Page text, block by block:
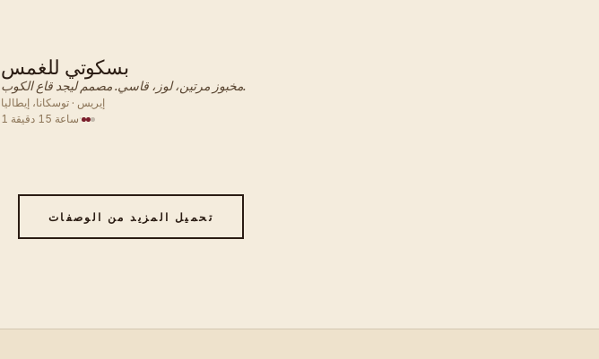
إيطالي · وجبة الإفطار
بسكوتي للغمس
مخبوز مرتين، لوز، قاسي. مصمم ليجد قاع الكوب.
إيريس · توسكانا، إيطاليا
1 ساعة 15 دقيقة·
تحميل المزيد من الوصفات